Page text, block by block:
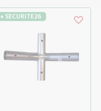
♦ SECURITE26